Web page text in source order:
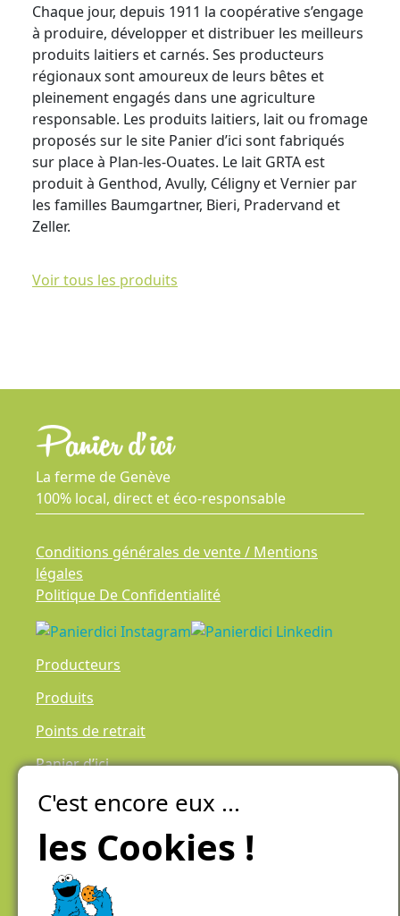
Chaque jour, depuis 1911 la coopérative s’engage
à produire, développer et distribuer les meilleurs
produits laitiers et carnés. Ses producteurs
régionaux sont amoureux de leurs bêtes et
pleinement engagés dans une agriculture
responsable. Les produits laitiers, lait ou fromage
proposés sur le site Panier d’ici sont fabriqués
sur place à Plan-les-Ouates. Le lait GRTA est
produit à Genthod, Avully, Céligny et Vernier par
les familles Baumgartner, Bieri, Pradervand et
Zeller.
Voir tous les produits
La ferme de Genève
100% local, direct et éco-responsable
Conditions générales de vente / Mentions
légales
Politique De Confidentialité
Producteurs
Produits
Points de retrait
Panier d’ici
Laiteries Réunies Genève
Créer mon compte
Chemin des Aulx 6,
1228 Plan-les-Ouates
C'est encore eux ...
les Cookies !